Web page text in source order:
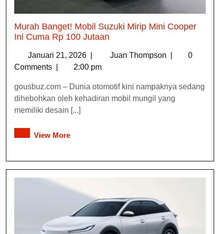
Murah Banget! Mobil Suzuki Mirip Mini Cooper
Ini Cuma Rp 100 Jutaan
Januari 21, 2026 Juan Thompson
0
Comments
2:00 pm
gousbuz.com – Dunia otomotif kini nampaknya sedang
dihebohkan oleh kehadiran mobil mungil yang
memiliki desain [...]
View More